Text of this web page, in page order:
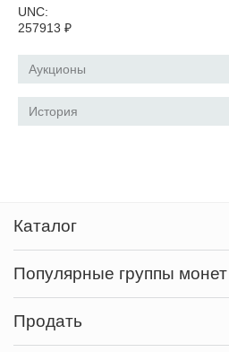
UNC:
257913 ₽
Аукционы
История
Каталог
Популярные группы монет
Продать